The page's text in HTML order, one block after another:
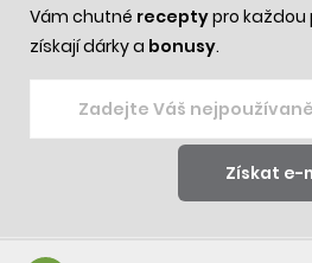
Vám chutné receptypro každou
získají dárky a bonusy.